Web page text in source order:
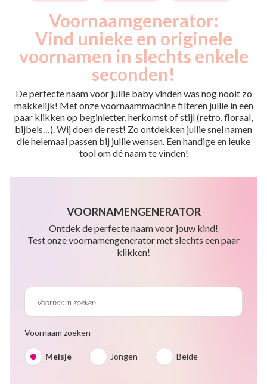
Voornaamgenerator:
Vind unieke en originele
voornamen in slechts enkele
seconden!
De perfecte naam voor jullie baby vinden was nog nooit zo
makkelijk! Met onze voornaammachine filteren jullie in een
paar klikken op beginletter, herkomst of stijl (retro, floraal,
bijbels…). Wij doen de rest! Zo ontdekken jullie snel namen
die helemaal passen bij jullie wensen. Een handige en leuke
tool om dé naam te vinden!
VOORNAMENGENERATOR
Ontdek de perfecte naam voor jouw kind!
Test onze voornamengenerator met slechts een paar
klikken!
Voornaam zoeken
Meisje Jongen Beide